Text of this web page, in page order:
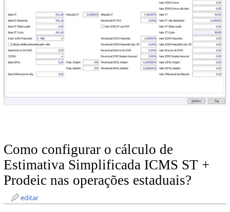
Como configurar o cálculo de
Estimativa Simplificada ICMS ST +
Prodeic nas operações estaduais?
editar